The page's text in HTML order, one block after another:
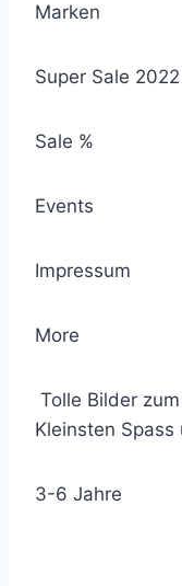
Marken
Super Sale 2022
Sale %
Events
Impressum
More
Tolle Bilder
Kleinsten
3-6 Jahre